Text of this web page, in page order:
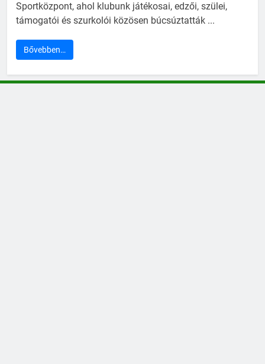
Sportközpont, ahol klubunk játékosai, edzői, szülei,
támogatói és szurkolói közösen búcsúztatták ...
Bővebben…